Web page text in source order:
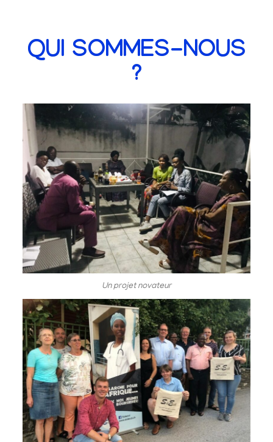
QUI SOMMES-NOUS
?
Un projet novateur